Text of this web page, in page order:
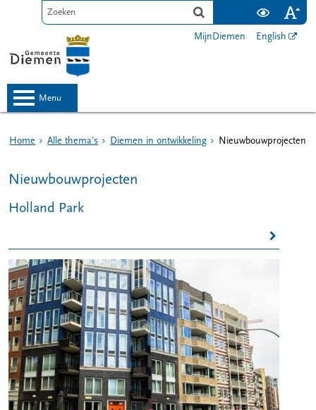
MijnDiemen English
menu
Home Alle thema's Diemen in ontwikkeling Nieuwbouwprojecten
Nieuwbouwprojecten
Holland Park